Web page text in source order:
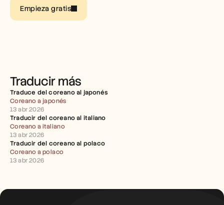
Empieza gratis
Traducir más
Traduce del coreano al japonés
Coreano a japonés
13 abr 2026
Traducir del coreano al italiano
Coreano a italiano
13 abr 2026
Traducir del coreano al polaco
Coreano a polaco
13 abr 2026
Empleo